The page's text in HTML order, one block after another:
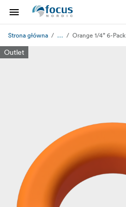
Strona główna ... Orange 1/4” 6-Pack
Outlet